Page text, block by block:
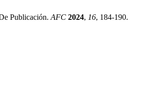
Publicación. AFC 2024, 16, 184-190.